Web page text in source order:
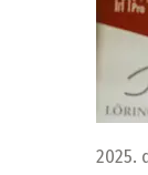
2025.